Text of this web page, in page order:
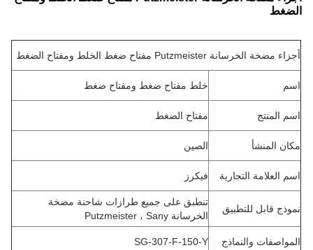
الضغط
أجزاء مضخة الخرسانة Putzmeister مفتاح ضغط الخلط ومفتاح الضغط
اسم خلط مفتاح ضغط ومفتاح ضغط
اسم المنتج مفتاح الضغط
مكان المنشأ الصين
اسم العلامة التجارية فيكرز
نموذج قابل للتطبيق
تنطبق على جميع طرازات شاحنة مضخة
الخرسانة Putzmeister ، Sany
المواصفات والنماذج SG-307-F-150-Y